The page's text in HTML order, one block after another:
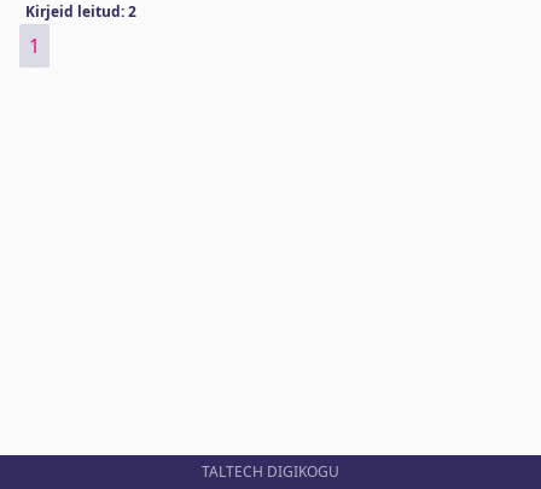
Kirjeid leitud: 2
1
TALTECH DIGIKOGU